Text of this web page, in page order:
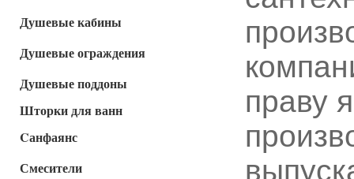
Душевые кабины
Душевые ограждения
Душевые поддоны
Шторки для ванн
Cанфаянс
Смесители
праву